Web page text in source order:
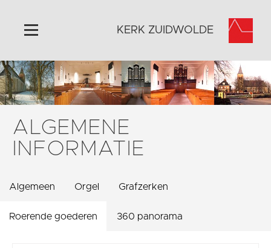
Home
Algemeen
Historie
Omgeving
Activiteiten
Vaktaal
KERK ZUIDWOLDE
ALGEMENE
INFORMATIE
Algemeen Orgel Grafzerken
Roerende goederen 360 panorama